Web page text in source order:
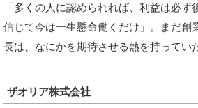
「多くの人に認められれば、利益は必ず
信じて今は一生懸命働くだけ」。まだ創
長は、なにかを期待させる熱を持ってい
ザオリア株式会社